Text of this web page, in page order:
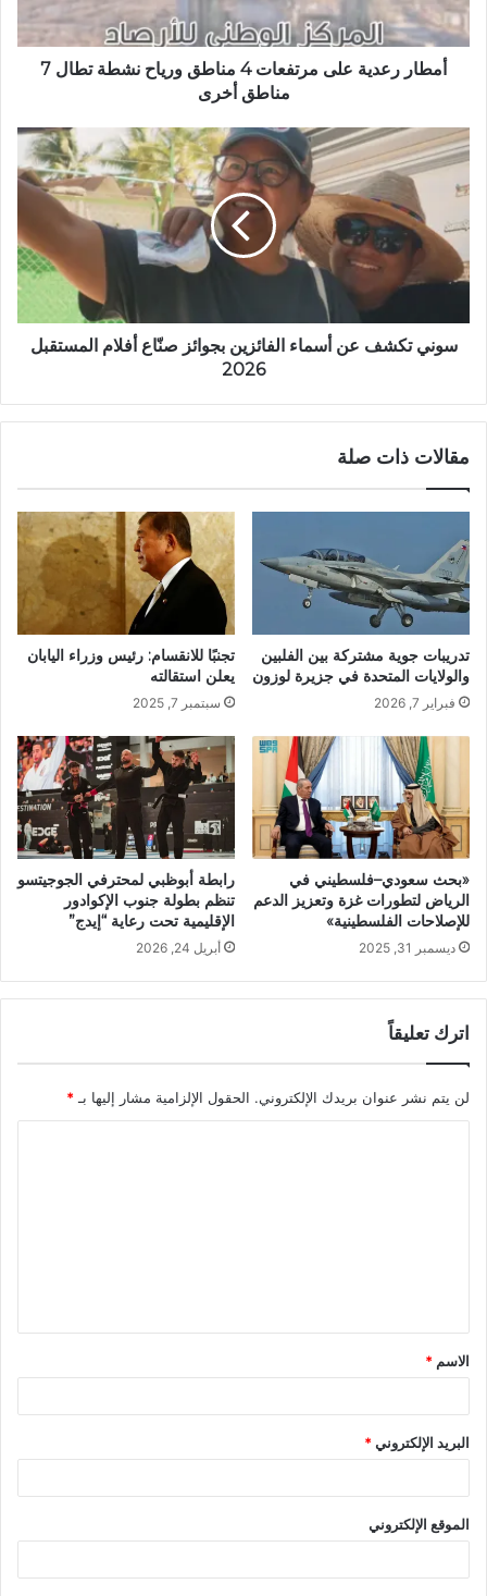
أمطار رعدية على مرتفعات 4 مناطق ورياح نشطة تطال 7
مناطق أخرى
سوني تكشف عن أسماء الفائزين بجوائز صنّاع أفلام المستقبل
2026
مقالات ذات صلة
تدريبات جوية مشتركة بين الفلبين
والولايات المتحدة في جزيرة لوزون
فبراير 7, 2026
تجنبًا للانقسام: رئيس وزراء اليابان
يعلن استقالته
سبتمبر 7, 2025
«بحث سعودي–فلسطيني في
الرياض لتطورات غزة وتعزيز الدعم
للإصلاحات الفلسطينية»
ديسمبر 31, 2025
رابطة أبوظبي لمحترفي الجوجيتسو
تنظم بطولة جنوب الإكوادور
الإقليمية تحت رعاية “إيدج”
أبريل 24, 2026
اترك تعليقاً
لن يتم نشر عنوان بريدك الإلكتروني. الحقول الإلزامية مشار إليها بـ *
ق
*
الاسم *
البريد الإلكتروني*
الموقع الإلكتروني